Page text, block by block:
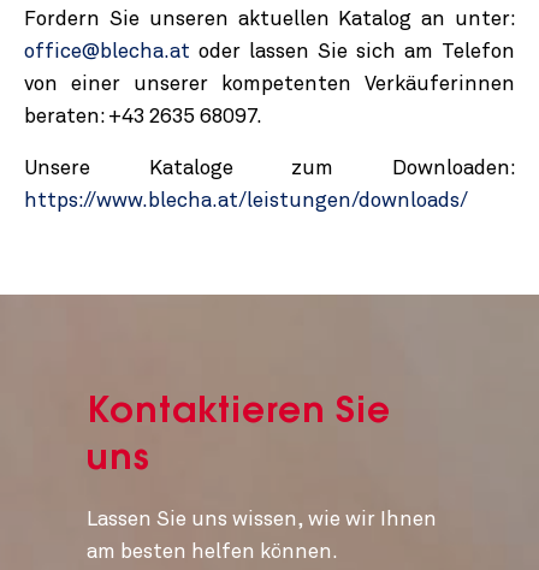
Fordern Sie unseren aktuellen Katalog an unter:
office@blecha.at oder lassen Sie sich am Telefon
von einer unserer kompetenten Verkäuferinnen
beraten: +43 2635 68097.
Unsere Kataloge zum Downloaden:
https://www.blecha.at/leistungen/downloads/
Kontaktieren Sie
uns
Lassen Sie uns wissen, wie wir Ihnen
am besten helfen können.